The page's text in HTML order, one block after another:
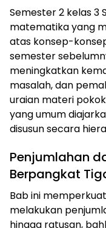
Semester 2 kelas 3
matematika yang
atas konsep-
semester
meningkatkan
masalah, dan
uraian materi
yang umum
disusun secara
Penjumlahan
Berpangkat
Bab ini
melakukan
hingga ratusan,